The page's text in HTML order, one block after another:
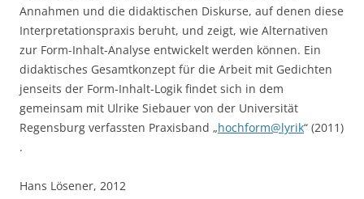
Annahmen und die didaktischen Diskurse, auf denen diese
Interpretationspraxis beruht, und zeigt, wie Alternativen
zur Form-Inhalt-Analyse entwickelt werden können. Ein
didaktisches Gesamtkonzept für die Arbeit mit Gedichten
jenseits der Form-Inhalt-Logik findet sich in dem
gemeinsam mit Ulrike Siebauer von der Universität
Regensburg verfassten Praxisband „hochform@lyrik“ (2011)
.
Hans Lösener, 2012